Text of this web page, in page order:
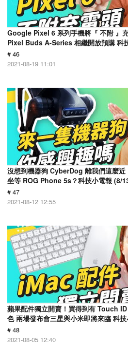
Google Pixel 6 系列手機將『 不附 』
Pixel Buds A-Series 相繼開放預購 科
# 46
2021-08-19 11:01
沒想到機器狗 CyberDog 離我們這麼近
坐等 ROG Phone 5s？科技小電報 (8/
# 47
2021-08-12 12:55
蘋果配件獨立開賣！買得到有 Touch
色 兩場發布會三星與小米即將來臨 科
# 48
2021-08-05 12:40